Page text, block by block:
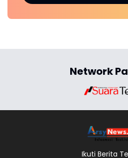
Network
Ikuti Berita